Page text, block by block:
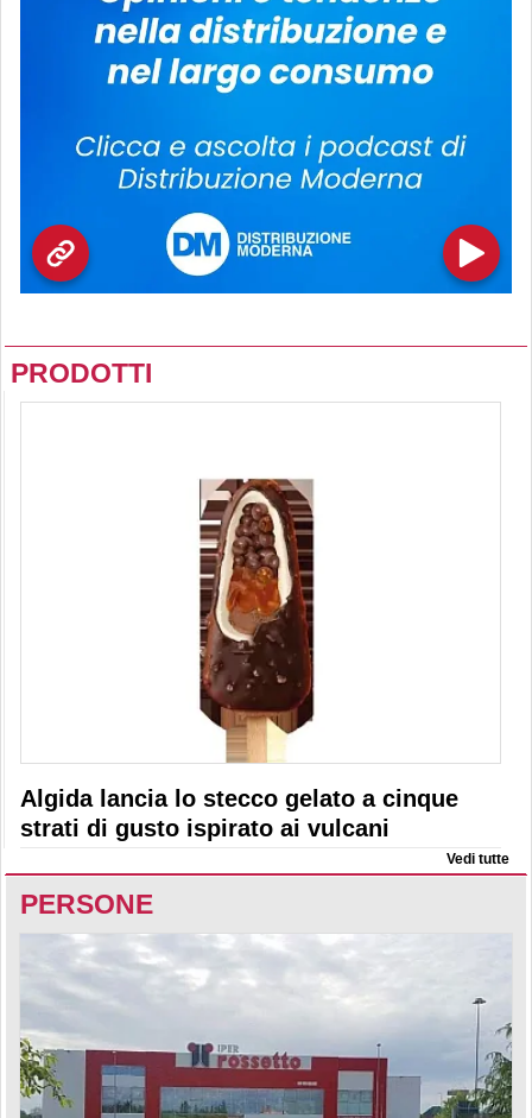
PRODOTTI
Algida lancia lo stecco gelato a cinque
strati di gusto ispirato ai vulcani
Vedi tutte
PERSONE